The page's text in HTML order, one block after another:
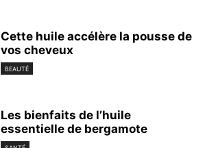
Cette huile accélère la pousse de
vos cheveux
BEAUTÉ
Les bienfaits de l’huile
essentielle de bergamote